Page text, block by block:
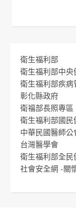
衛生福利部
衛生福利部中央
衛生福利部疾病
彰化縣政府
衛福部長照專區
衛生福利部國民
中華民國醫師
台灣醫學會
衛生福利部全
社會安全網 -關